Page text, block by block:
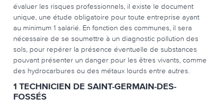
évaluer les risques professionnels, il existe le document
unique, une étude obligatoire pour toute entreprise ayant
au minimum 1 salarié. En fonction des communes, il sera
nécessaire de se soumettre à un diagnostic pollution des
sols, pour repérer la présence éventuelle de substances
pouvant présenter un danger pour les êtres vivants, comme
des hydrocarbures ou des métaux lourds entre autres.
1 TECHNICIEN DE SAINT-GERMAIN-DES-
FOSSÉS